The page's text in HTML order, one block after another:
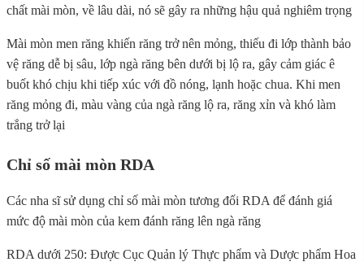
chất mài mòn, về lâu dài, nó sẽ gây ra những hậu quả nghiêm trọng
Mài mòn men răng khiến răng trở nên mỏng, thiếu đi lớp thành bảo
vệ răng dễ bị sâu, lớp ngà răng bên dưới bị lộ ra, gây cảm giác ê
buốt khó chịu khi tiếp xúc với đồ nóng, lạnh hoặc chua. Khi men
răng mỏng đi, màu vàng của ngà răng lộ ra, răng xỉn và khó làm
trắng trở lại
Chỉ số mài mòn RDA
Các nha sĩ sử dụng chỉ số mài mòn tương đối RDA để đánh giá
mức độ mài mòn của kem đánh răng lên ngà răng
RDA dưới 250: Được Cục Quản lý Thực phẩm và Dược phẩm Hoa